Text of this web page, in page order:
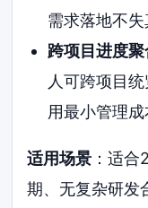
需求落地不失
跨项目进度聚
人可跨项目
用最小管理成
适用场景 ：适
期、无复杂研发